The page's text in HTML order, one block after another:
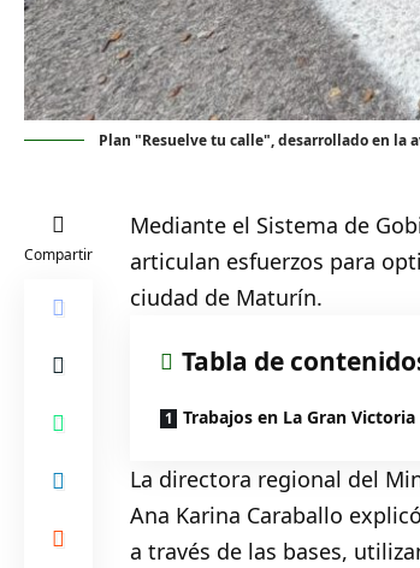
Plan "Resuelve tu calle", desarrollado en
Compartir
Mediante el Sistema de
articulan esfuerzos para
ciudad de Maturín.
Tabla de
Trabajos en La Gran Victoria
La directora regional del
Ana Karina Caraballo
a través de las bases,